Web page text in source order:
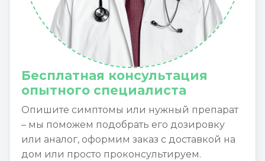
Бесплатная консультация
опытного специалиста
Опишите симптомы или нужный препарат
– мы поможем подобрать его дозировку
или аналог, оформим заказ с доставкой на
дом или просто проконсультируем.